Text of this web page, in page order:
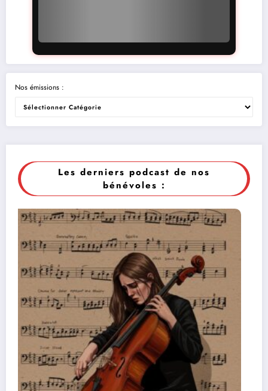
Nos émissions :
Les derniers podcast de nos
bénévoles :